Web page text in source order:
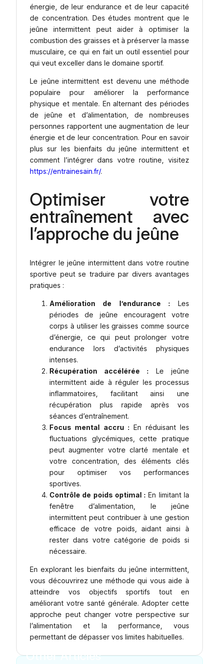
énergie, de leur endurance et de leur capacité
de concentration. Des études montrent que le
jeûne intermittent peut aider à optimiser la
combustion des graisses et à préserver la masse
musculaire, ce qui en fait un outil essentiel pour
qui veut exceller dans le domaine sportif.
Le jeûne intermittent est devenu une méthode
populaire pour améliorer la performance
physique et mentale. En alternant des périodes
de jeûne et d’alimentation, de nombreuses
personnes rapportent une augmentation de leur
énergie et de leur concentration. Pour en savoir
plus sur les bienfaits du jeûne intermittent et
comment l’intégrer dans votre routine, visitez
https://entrainesain.fr/.
Optimiser votre
entraînement avec
l’approche du jeûne
Intégrer le jeûne intermittent dans votre routine
sportive peut se traduire par divers avantages
pratiques :
Amélioration de l’endurance : Les
périodes de jeûne encouragent votre
corps à utiliser les graisses comme source
d’énergie, ce qui peut prolonger votre
endurance lors d’activités physiques
intenses.
Récupération accélérée : Le jeûne
intermittent aide à réguler les processus
inflammatoires, facilitant ainsi une
récupération plus rapide après vos
séances d’entraînement.
Focus mental accru : En réduisant les
fluctuations glycémiques, cette pratique
peut augmenter votre clarté mentale et
votre concentration, des éléments clés
pour optimiser vos performances
sportives.
Contrôle de poids optimal : En limitant la
fenêtre d’alimentation, le jeûne
intermittent peut contribuer à une gestion
efficace de votre poids, aidant ainsi à
rester dans votre catégorie de poids si
nécessaire.
En explorant les bienfaits du jeûne intermittent,
vous découvrirez une méthode qui vous aide à
atteindre vos objectifs sportifs tout en
améliorant votre santé générale. Adopter cette
approche peut changer votre perspective sur
l’alimentation et la performance, vous
permettant de dépasser vos limites habituelles.
Other Articles